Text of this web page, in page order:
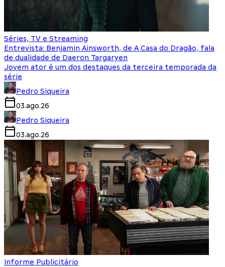
Séries, TV e Streaming
Entrevista: Benjamin Ainsworth, de A Casa do Dragão, fala
de dualidade de Daeron Targaryen
Jovem ator é um dos destaques da terceira temporada da
série
Pedro Siqueira
03.ago.26
Pedro Siqueira
03.ago.26
Informe Publicitário